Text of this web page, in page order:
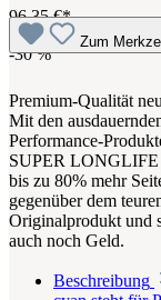
96,35 €*
-30%
Zum
Premium-Qualität
Mit den
Performance-
SUPER LONGLIFE
bis zu 80% mehr
gegenüber dem
Originalprodukt und
auch noch Geld.
Beschreibung